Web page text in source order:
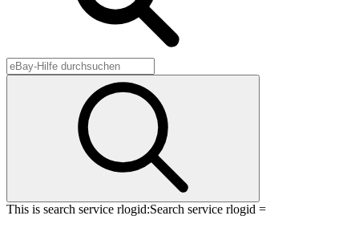
This is search service rlogid:Search service rlogid =